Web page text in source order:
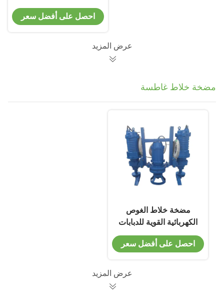
على FRP مع المصعد
والأنابيب
احصل على أفضل سعر
عرض المزيد
مضخة خلاط غاطسة
مضخة خلاط الغوص
الكهربائية القوية للدبابات
لقطر المخرج 150mm-
200mm
احصل على أفضل سعر
عرض المزيد